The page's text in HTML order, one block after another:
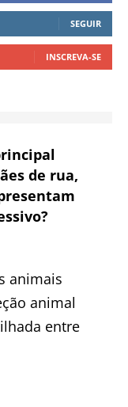
SEGUIR
INSCREVA-SE
de rua,
animais
animal
entre